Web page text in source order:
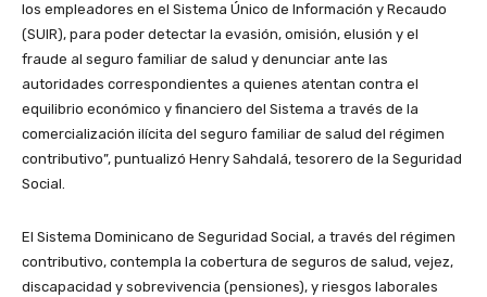
los empleadores en el Sistema Único de Información y Recaudo
(SUIR), para poder detectar la evasión, omisión, elusión y el
fraude al seguro familiar de salud y denunciar ante las
autoridades correspondientes a quienes atentan contra el
equilibrio económico y financiero del Sistema a través de la
comercialización ilícita del seguro familiar de salud del régimen
contributivo”, puntualizó Henry Sahdalá, tesorero de la Seguridad
Social.
El Sistema Dominicano de Seguridad Social, a través del régimen
contributivo, contempla la cobertura de seguros de salud, vejez,
discapacidad y sobrevivencia (pensiones), y riesgos laborales